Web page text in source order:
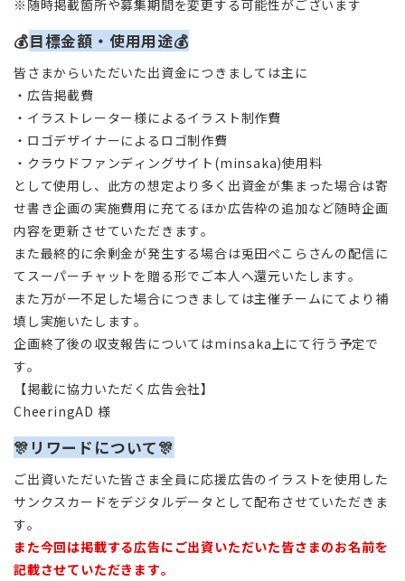
※随時掲載箇所や募集期間を変更する可能性がございます
💰目標金額・使用用途💰
皆さまからいただいた出資金につきましては主に
・ 広告掲載費
・ イラストレーター様によるイラスト制作費
・ ロゴデザイナーによるロゴ制作費
・ クラウドファンディングサイト(minsaka)使用料
として使用し、此方の想定より多く出資金が集まった場合は寄
せ書き企画の実施費用に充てるほか広告枠の追加など随時企画
内容を更新させていただきます。
また最終的に余剰金が発生する場合は兎田ぺこらさんの配信に
てスーパーチャットを贈る形でご本人へ還元いたします。
また万が一不足した場合につきましては主催チームにてより補
填し実施いたします。
企画終了後の収支報告についてはminsaka上にて行う予定で
す。
【掲載に協力いただく広告会社】
CheeringAD 様
🎊リワードについて🎊
ご出資いただいた皆さま全員に応援広告のイラストを使用した
サンクスカードをデジタルデータとして配布させていただきま
す。
また今回は掲載する広告にご出資いただいた皆さまのお名前を
記載させていただきます。